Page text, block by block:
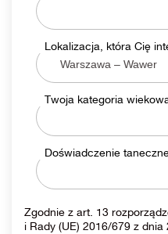
Lokalizacja, która Cię
Twoja kategoria
Doświadczenie
Zgodnie z art. 13
i Rady (UE) 2016/679 z